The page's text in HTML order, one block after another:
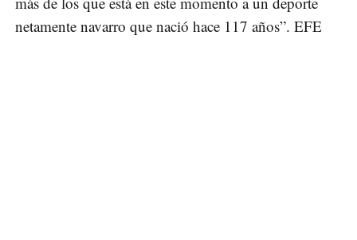
netamente navarro que nació hace 117 años”. EFE